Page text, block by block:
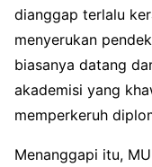
dianggap terlalu
menyerukan
biasanya datang
akademisi yang
memperkeruh
Menanggapi itu,